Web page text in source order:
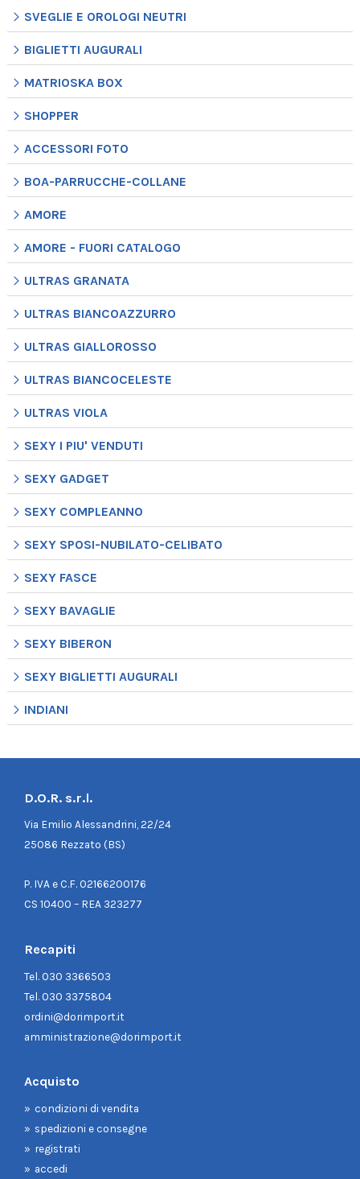
SVEGLIE E OROLOGI NEUTRI
BIGLIETTI AUGURALI
MATRIOSKA BOX
SHOPPER
ACCESSORI FOTO
BOA-PARRUCCHE-COLLANE
AMORE
AMORE - FUORI CATALOGO
ULTRAS GRANATA
ULTRAS BIANCOAZZURRO
ULTRAS GIALLOROSSO
ULTRAS BIANCOCELESTE
ULTRAS VIOLA
SEXY I PIU' VENDUTI
SEXY GADGET
SEXY COMPLEANNO
SEXY SPOSI-NUBILATO-CELIBATO
SEXY FASCE
SEXY BAVAGLIE
SEXY BIBERON
SEXY BIGLIETTI AUGURALI
INDIANI
D.O.R. s.r.l.
Via Emilio Alessandrini, 22/24
25086 Rezzato (BS)
P. IVA e C.F. 02166200176
CS 10400 – REA 323277
Recapiti
Tel.030 3366503
Tel.030 3375804
ordini@dorimport.it
amministrazione@dorimport.it
Acquisto
condizioni di vendita
spedizioni e consegne
registrati
accedi